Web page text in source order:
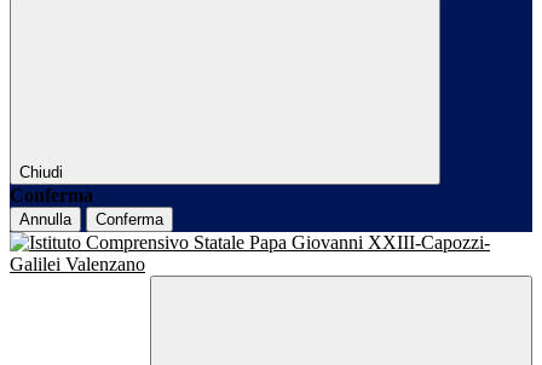
Chiudi
Conferma
Annulla Conferma